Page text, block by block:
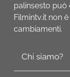
palinsesto può
Filmintv.it non
cambiamenti.
Chi siamo?